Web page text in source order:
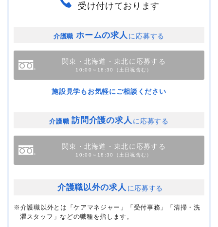
受け付けております
介護職 ホームの求人 に応募する
関東・北海道・東北に応募する
10:00～18:30（土日祝含む）
施設見学もお気軽にご相談ください
介護職 訪問介護の求人 に応募する
関東・北海道・東北に応募する
10:00～18:30（土日祝含む）
介護職以外の求人 に応募する
※介護職以外とは「ケアマネジャー」「受付事務」「清掃・洗
濯スタッフ」などの職種を指します。